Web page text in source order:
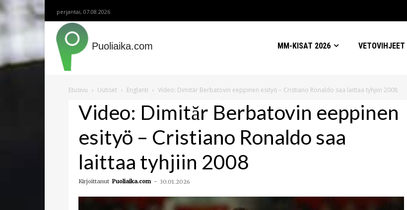
perjantai, 07.08.2026
Puoliaika.com MM-KISAT 2026 VETOVIHJEET
Etusivu Uutiset Englanti Video: Dimităr Berbatovin eeppinen esityö – Cristiano Ronaldo saa laittaa tyhjiin 2008
Video: Dimităr Berbatovin eeppinen
esityö – Cristiano Ronaldo saa
laittaa tyhjiin 2008
Kirjoittanut Puoliaika.com - 30.01.2026